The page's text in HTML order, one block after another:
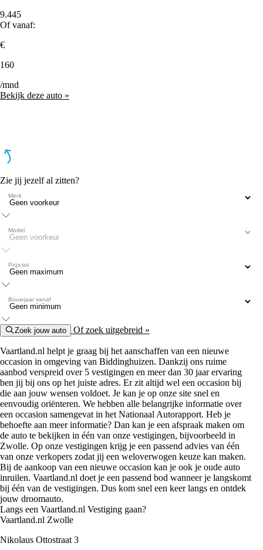
9.445
Of vanaf:
€
160
/mnd
Bekijk deze auto »
Zie jij jezelf al zitten?
Merk
Model
Prijs tot
Bouwjaar vanaf
Zoek jouw auto Of zoek uitgebreid »
Vaartland.nl helpt je graag bij het aanschaffen van een nieuwe
occasion in omgeving van Biddinghuizen. Dankzij ons ruime
aanbod verspreid over 5 vestigingen en meer dan 30 jaar ervaring
ben jij bij ons op het juiste adres. Er zit altijd wel een occasion bij
die aan jouw wensen voldoet. Je kan je op onze site snel en
eenvoudig oriënteren. We hebben alle belangrijke informatie over
een occasion samengevat in het Nationaal Autorapport. Heb je
behoefte aan meer informatie? Dan kan je een afspraak maken om
de auto te bekijken in één van onze vestigingen, bijvoorbeeld in
Zwolle. Op onze vestigingen krijg je een passend advies van één
van onze verkopers zodat jij een weloverwogen keuze kan maken.
Bij de aankoop van een nieuwe occasion kan je ook je oude auto
inruilen. Vaartland.nl doet je een passend bod wanneer je langskomt
bij één van de vestigingen. Dus kom snel een keer langs en ontdek
jouw droomauto.
Langs een Vaartland.nl Vestiging gaan?
Vaartland.nl Zwolle
Nikolaus Ottostraat 3